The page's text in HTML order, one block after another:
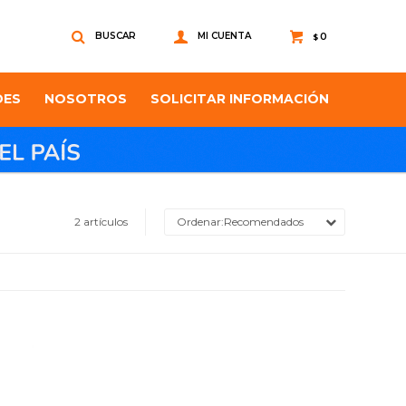
NOSOTROS SOLICITAR INFORMACIÓN
$0
2 artículos Recomendados